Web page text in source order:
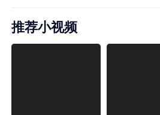
推荐小视频